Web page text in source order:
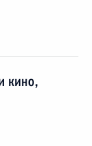
кино,